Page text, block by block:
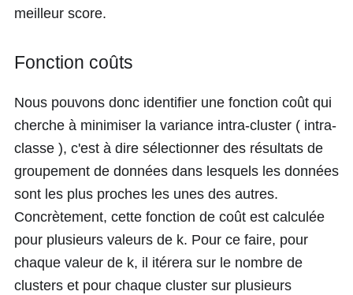
meilleur score.
Fonction coûts
Nous pouvons donc identifier une fonction coût qui
cherche à minimiser la variance intra-cluster ( intra-
classe ), c'est à dire sélectionner des résultats de
groupement de données dans lesquels les données
sont les plus proches les unes des autres.
Concrètement, cette fonction de coût est calculée
pour plusieurs valeurs de k. Pour ce faire, pour
chaque valeur de k, il itérera sur le nombre de
clusters et pour chaque cluster sur plusieurs